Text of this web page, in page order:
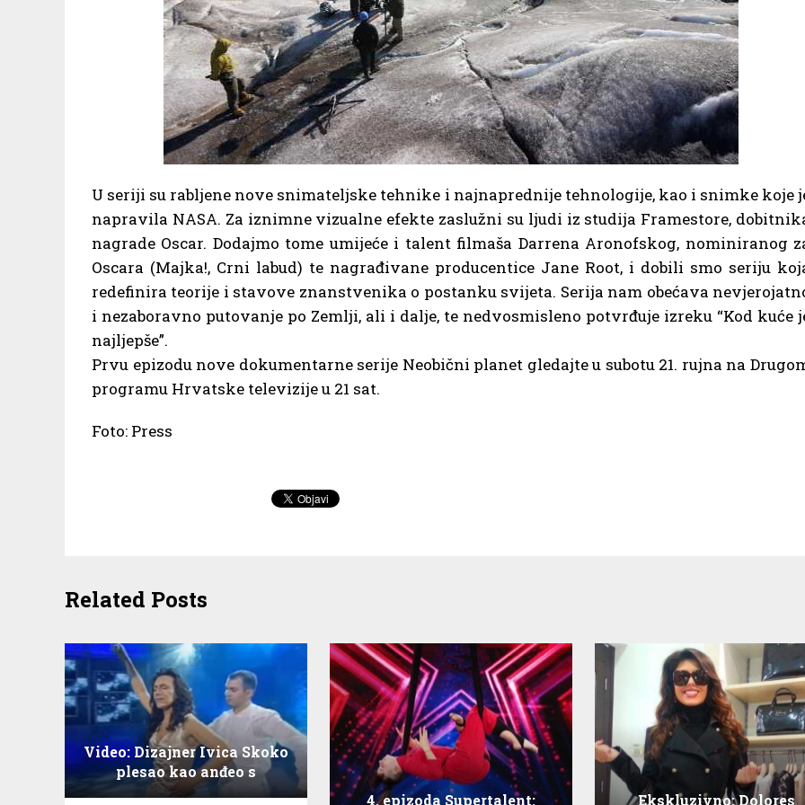
U seriji su rabljene nove snimateljske tehnike i najnaprednije tehnologije, kao i snimke koje
napravila NASA. Za iznimne vizualne efekte zaslužni su ljudi iz studija Framestore,
nagrade Oscar. Dodajmo tome umijeće i talent filmaša Darrena Aronofskog, nominiranog
Oscara (Majka!, Crni labud) te nagrađivane producentice Jane Root, i dobili smo seriju
redefinira teorije i stavove znanstvenika o postanku svijeta. Serija nam obećava
i nezaboravno putovanje po Zemlji, ali i dalje, te nedvosmisleno potvrđuje izreku “Kod kuće
najljepše”.
Prvu epizodu nove dokumentarne serije Neobični planet gledajte u subotu 21. rujna na
programu Hrvatske televizije u 21 sat.
Foto: Press
Related Posts
Video: Dizajner Ivica Skoko
plesao kao anđeo s
Emilijom Kokić
4. epizoda Supertalent: Ekskluzivno: Dolores